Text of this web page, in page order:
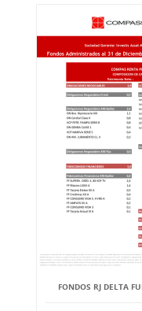
FONDOS RJ DELTA